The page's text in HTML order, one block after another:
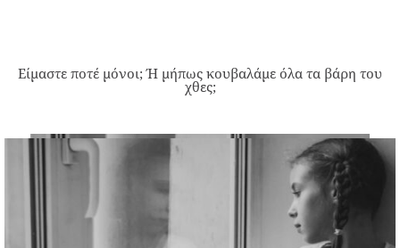
Είμαστε ποτέ μόνοι; Ή μήπως κουβαλάμε όλα τα βάρη του
χθες;